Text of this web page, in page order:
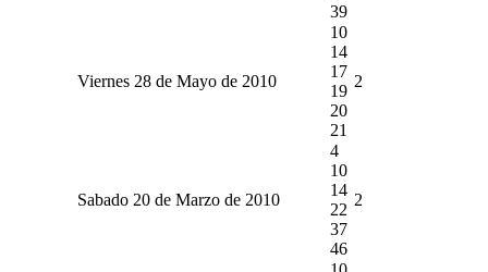
39
Viernes 28 de Mayo de 2010
10
14
17
19
20
21
2
Sabado 20 de Marzo de 2010
4
10
14
22
37
46
2